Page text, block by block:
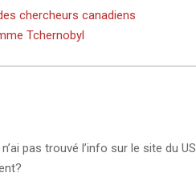
chercheurs canadiens
Tchernobyl
pas trouvé l’info sur le site du US